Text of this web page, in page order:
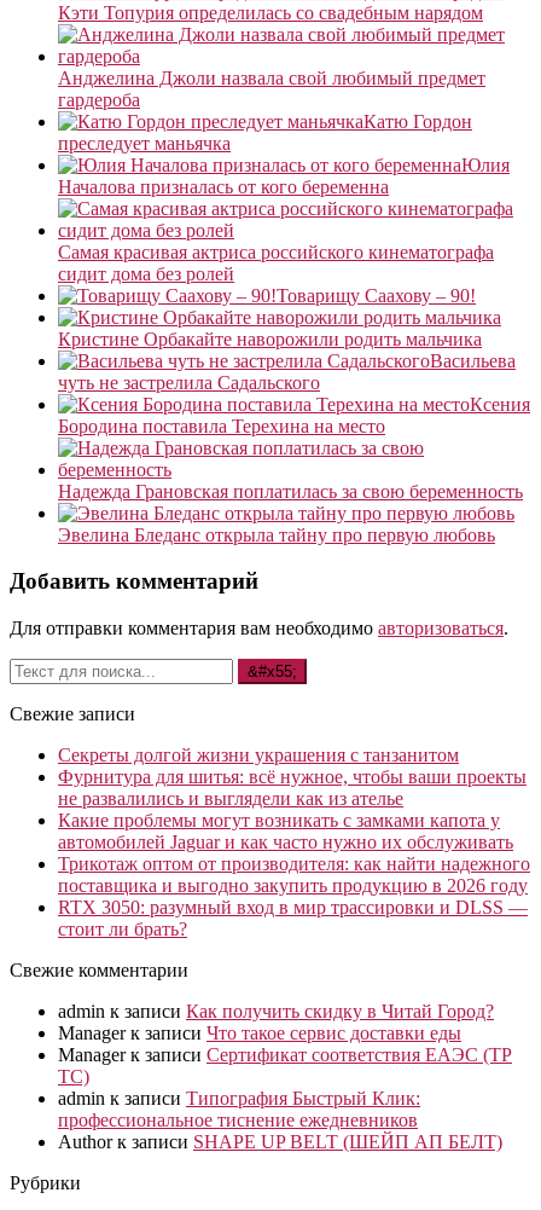
Кэти Топурия определилась со свадебным нарядом
Анджелина Джоли назвала свой любимый предмет
гардероба
Катю Гордон
преследует маньячка
Юлия
Началова призналась от кого беременна
Самая красивая актриса российского кинематографа
сидит дома без ролей
Товарищу Саахову – 90!
Кристине Орбакайте наворожили родить мальчика
Васильева
чуть не застрелила Садальского
Ксения
Бородина поставила Терехина на место
Надежда Грановская поплатилась за свою беременность
Эвелина Бледанс открыла тайну про первую любовь
Добавить комментарий
Для отправки комментария вам необходимо авторизоваться.
Свежие записи
Секреты долгой жизни украшения с танзанитом
Фурнитура для шитья: всё нужное, чтобы ваши проекты
не развалились и выглядели как из ателье
Какие проблемы могут возникать с замками капота у
автомобилей Jaguar и как часто нужно их обслуживать
Трикотаж оптом от производителя: как найти надежного
поставщика и выгодно закупить продукцию в 2026 году
RTX 3050: разумный вход в мир трассировки и DLSS —
стоит ли брать?
Свежие комментарии
admin к записи Как получить скидку в Читай Город?
Managerк записи Что такое сервис доставки еды
Managerк записи Сертификат соответствия ЕАЭС (ТР
ТС)
admin к записи Типография Быстрый Клик:
профессиональное тиснение ежедневников
Authorк записи SHAPE UP BELT (ШЕЙП АП БЕЛТ)
Рубрики